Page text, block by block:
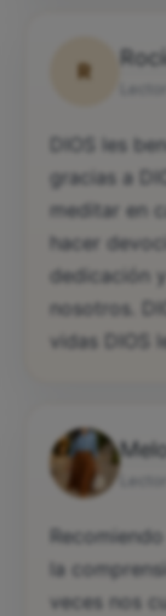
R
DIOS les
gracias a
meditar en
hacer
dedicación
nosotros.
vidas DIOS
la
veces nos